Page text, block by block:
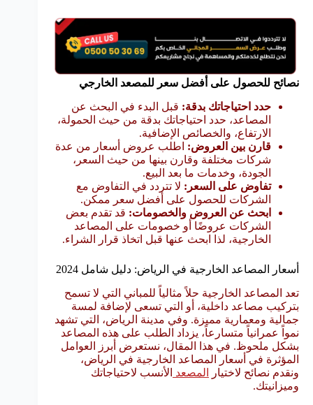
نصائح للحصول على أفضل سعر للمصعد الخارجي
حدد احتياجاتك بدقة: قبل البدء في البحث عن
المصاعد، حدد احتياجاتك بدقة من حيث الحمولة،
الارتفاع، والخصائص الإضافية.
قارن بين العروض: اطلب عروض أسعار من عدة
شركات مختلفة وقارن بينها من حيث السعر،
الجودة، وخدمات ما بعد البيع.
تفاوض على السعر: لا تتردد في التفاوض مع
الشركات للحصول على أفضل سعر ممكن.
ابحث عن العروض والخصومات: قد تقدم بعض
الشركات عروضًا أو خصومات على المصاعد
الخارجية، لذا ابحث عنها قبل اتخاذ قرار الشراء.
أسعار المصاعد الخارجية في الرياض: دليل شامل 2024
تعد المصاعد الخارجية حلاً مثالياً للمباني التي لا تسمح
بتركيب مصاعد داخلية، أو التي تسعى لإضافة لمسة
جمالية ومعمارية مميزة. وفي مدينة الرياض، التي تشهد
نمواً عمرانياً متسارعاً، يزداد الطلب على هذه المصاعد
بشكل ملحوظ. في هذا المقال، نستعرض أبرز العوامل
المؤثرة في أسعار المصاعد الخارجية في الرياض،
ونقدم نصائح لاختيار
المصعد الأنسب لاحتياجاتك
وميزانيتك.